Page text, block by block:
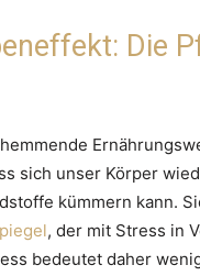
Die
sich unser Körper
kümmern kann.
, der mit Stress in
bedeutet daher